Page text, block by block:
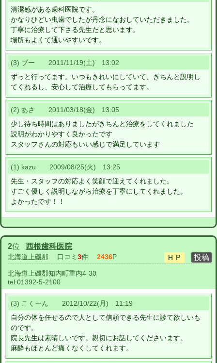
清潔感がある歯科医院です。
かなりひどい虫歯でしたが丹念になおしていただきました。
丁寧に治療して下さる先生だと思います。
場所もよくて通いやすいです。
(3) ブー 2011/11/19(土) 13:02
ずっと行ってます。いつもきれいにしていて、きちんと説明し
てくれるし、安心して治療してもらってます。
(2) あさ 2011/03/18(金) 13:05
少し待ち時間はありましたがきちんと治療をしてくれました
説明がわかりやすく良かったです
スタッフさんの対応もいい感じで満足しています
(1) kazu 2009/08/25(火) 13:25
先生・スタッフの対応よく笑顔で迎えてくれました。
すごく優しく説明しながら治療を丁寧にしてくれました。
よかったです！！
2位 西根歯科医院
北海道上磯郡 口コミ 3件 2436P
北海道上磯郡知内町重内4-30
tel:01392-5-2100
(3) こくーん 2012/10/22(月) 11:19
自分の体を任せるので人として信頼できる先生に診て欲しいも
のです。
院長先生は素晴しいです。親切にお話してくださいます。
麻酔もほとんど痛くなくしてくれます。